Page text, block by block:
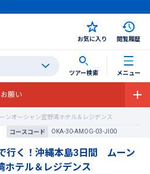
お気に入り 閲覧履歴
ツアー検索 メニュー
願い
ーンオーシャン宜野湾ホテル＆レジデンス
コースコード
OKA-30-AMOG-03-JI00
で行く！沖縄本島3日間 ムーン
ホテル＆レジデンス